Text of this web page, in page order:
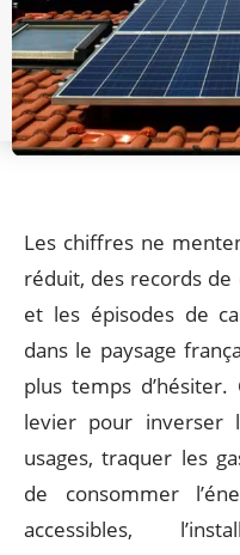
Les chiffres ne
réduit, des records
et les épisodes de
dans le paysage
plus temps
levier pour inverser
usages, traquer les
de consommer
accessibles,